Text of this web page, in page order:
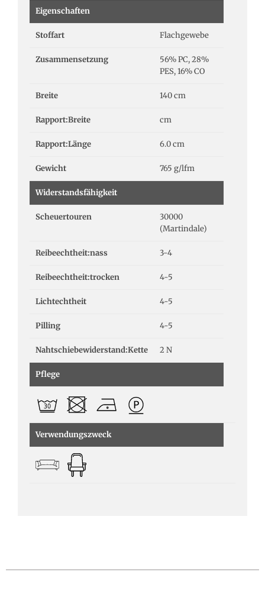
Eigenschaften
Stoffart Flachgewebe
Zusammensetzung
56% PC, 28%
PES, 16% CO
Breite 140 cm
Rapport:Breite cm
Rapport:Länge 6.0 cm
Gewicht 765 g/lfm
Widerstandsfähigkeit
Scheuertouren
30000
(Martindale)
Reibeechtheit:nass 3-4
Reibeechtheit:trocken 4-5
Lichtechtheit 4-5
Pilling 4-5
Nahtschiebewiderstand:Kette 2 N
Pflege
Verwendungszweck